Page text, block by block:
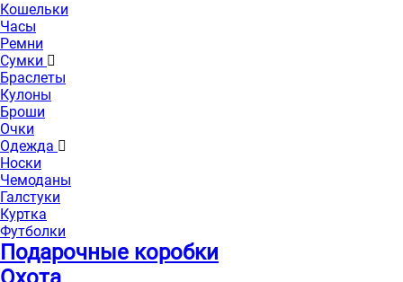
Кошельки
Часы
Ремни
Сумки
Браслеты
Кулоны
Броши
Очки
Одежда
Носки
Чемоданы
Галстуки
Куртка
Футболки
Подарочные коробки